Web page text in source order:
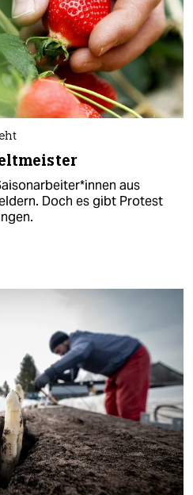
aus
Doch es gibt Protest